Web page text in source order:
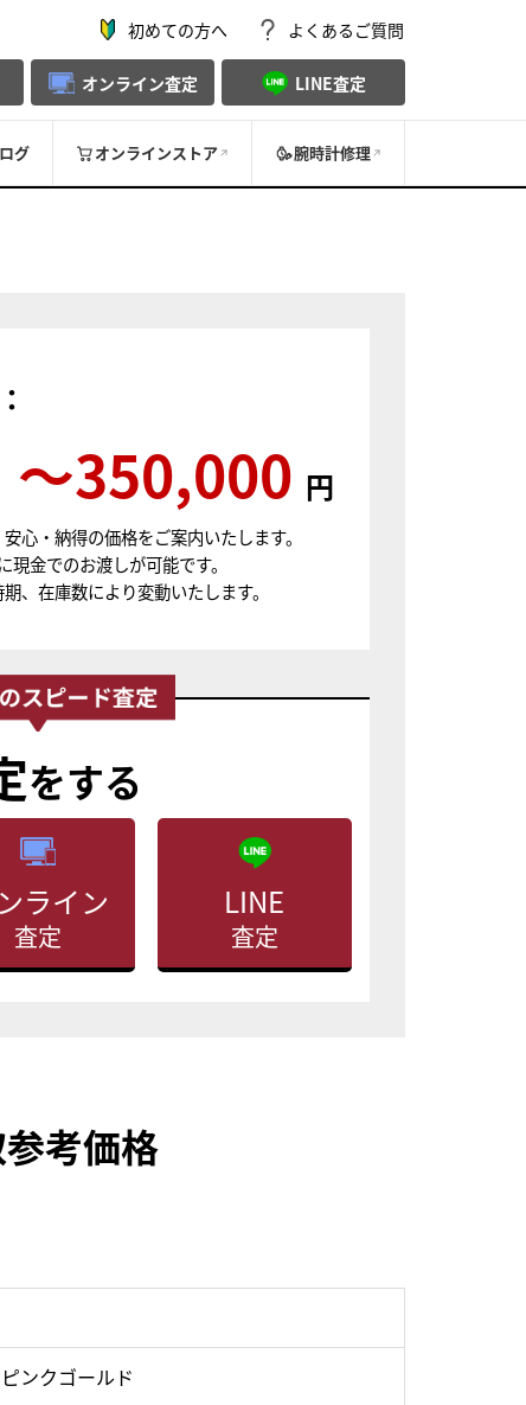
初めての方へ よくあるご質問
オンライン査定 LINE査定
グ オンラインストア 腕時計修理
〜350,000 円
心・納得の価格をご案内いたします。
現金でのお渡しが可能です。
、在庫数により変動いたします。
をする
ライン
査定
LINE
査定
考価格
ンクゴールド